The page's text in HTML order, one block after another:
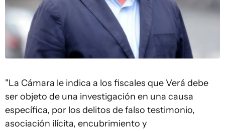
"La Cámara le indica a los fiscales que Verá debe
ser objeto de una investigación en una causa
específica, por los delitos de falso testimonio,
asociación ilícita, encubrimiento y